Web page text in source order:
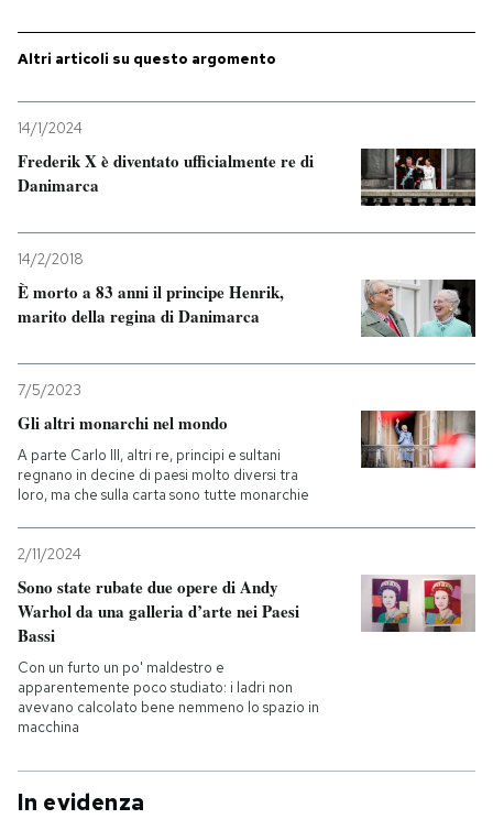
Entra
Altri articoli su questo argomento
14/1/2024
Frederik X è diventato ufficialmente re di
Danimarca
14/2/2018
È morto a 83 anni il principe Henrik,
marito della regina di Danimarca
7/5/2023
Gli altri monarchi nel mondo
A parte Carlo III, altri re, principi e sultani
regnano in decine di paesi molto diversi tra
loro, ma che sulla carta sono tutte monarchie
2/11/2024
Sono state rubate due opere di Andy
Warhol da una galleria d’arte nei Paesi
Bassi
Con un furto un po' maldestro e
apparentemente poco studiato: i ladri non
avevano calcolato bene nemmeno lo spazio in
macchina
In evidenza